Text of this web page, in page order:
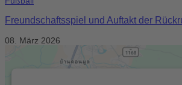
Freundschaftsspiel und Auftakt der
08. März 2026